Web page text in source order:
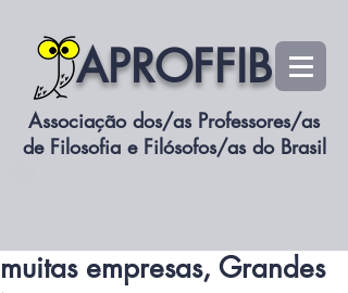
APROFFIB
Associação dos/as Professores/as
de Filosofia e Filósofos/as do Brasil
muitas empresas, Grandes